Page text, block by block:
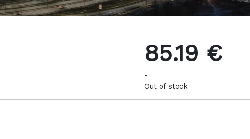
85.19 €
-
Out of stock